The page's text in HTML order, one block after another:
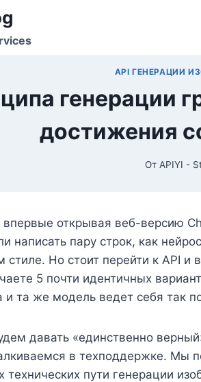
API ГЕНЕРАЦИИ
генерации
достижения
От APIYI -
впервые открывая веб-версию
написать пару строк, как
Но стоит перейти к API и
5 почти идентичных
та же модель ведет себя так
давать «единственно
в техподдержке. Мы
технических пути генерации